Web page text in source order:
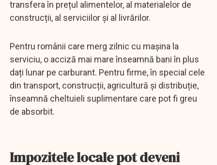
transfera în prețul alimentelor, al materialelor de
construcții, al serviciilor și al livrărilor.
Pentru românii care merg zilnic cu mașina la
serviciu, o acciză mai mare înseamnă bani în plus
dați lunar pe carburant. Pentru firme, în special cele
din transport, construcții, agricultură și distribuție,
înseamnă cheltuieli suplimentare care pot fi greu
de absorbit.
Impozitele locale pot deveni